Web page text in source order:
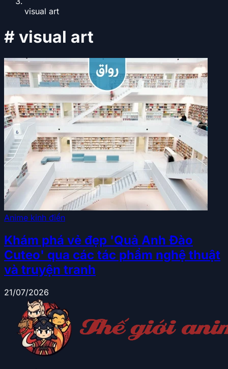
visual art
# visual art
Anime kinh điển
Khám phá vẻ đẹp 'Quả Anh Đào
Cuteo' qua các tác phẩm nghệ thuật
và truyện tranh
21/07/2026